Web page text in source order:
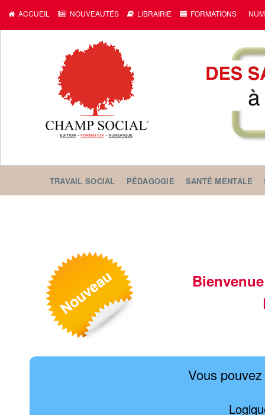
ACCUEIL NOUVEAUTÉS LIBRAIRIE FORMATIONS
TRAVAIL SOCIAL PÉDAGOGIE SANTÉ MENTALE
Vous